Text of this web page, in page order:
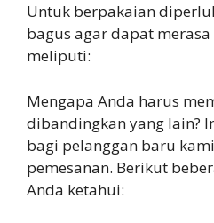
Untuk berpakaian
bagus agar dapat
meliputi:
Mengapa Anda harus
dibandingkan yang lain?
bagi pelanggan baru
pemesanan. Berikut
Anda ketahui: